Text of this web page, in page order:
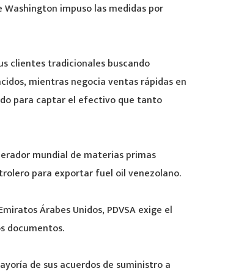
impuso las medidas por
clientes tradicionales buscando
mientras negocia ventas rápidas en
para captar el efectivo que tanto
mundial de materias primas
para exportar fuel oil venezolano.
Árabes Unidos, PDVSA exige el
documentos.
de sus acuerdos de suministro a